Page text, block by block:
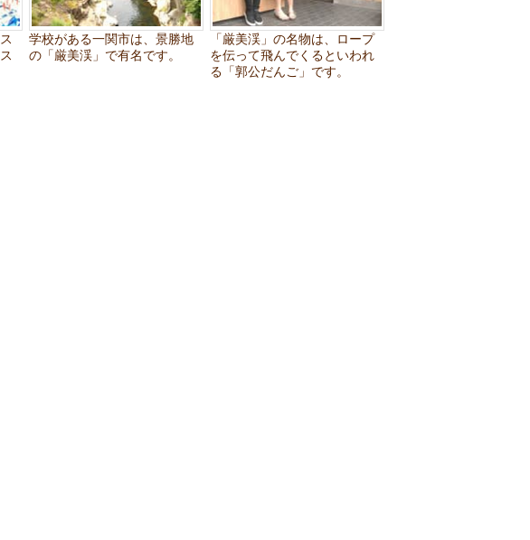
学校がある一関市は、景勝地
の「厳美渓」で有名です。
「厳美渓」の名物は、ロープ
を伝って飛んでくるといわれ
る「郭公だんご」です。